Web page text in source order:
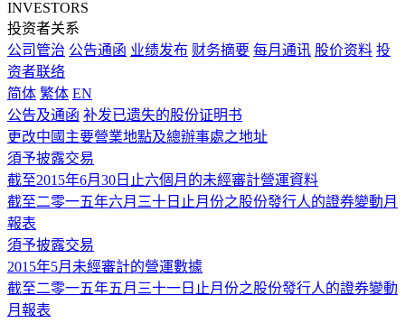
INVESTORS
投资者关系
公司管治 公告通函 业绩发布 财务摘要 每月通讯 股价资料 投
资者联络
简体 繁体 EN
公告及通函 补发已遗失的股份证明书
更改中國主要營業地點及總辦事處之地址
須予披露交易
截至2015年6月30日止六個月的未經審計營運資料
截至二零一五年六月三十日止月份之股份發行人的證券變動月
報表
須予披露交易
2015年5月未經審計的營運數據
截至二零一五年五月三十一日止月份之股份發行人的證券變動
月報表